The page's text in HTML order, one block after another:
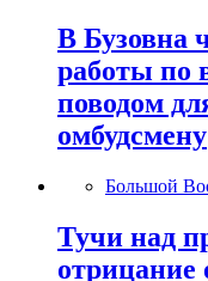
В Бузовна
работы по
поводом
омбудсмену
Большой
Тучи над
отрицание